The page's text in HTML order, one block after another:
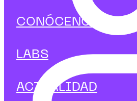
CONÓCENOS
LABS
ACTUALIDAD
Curso en
Lenguaje Natural
Domina el PLN y construye
entienden y generan lenguaje